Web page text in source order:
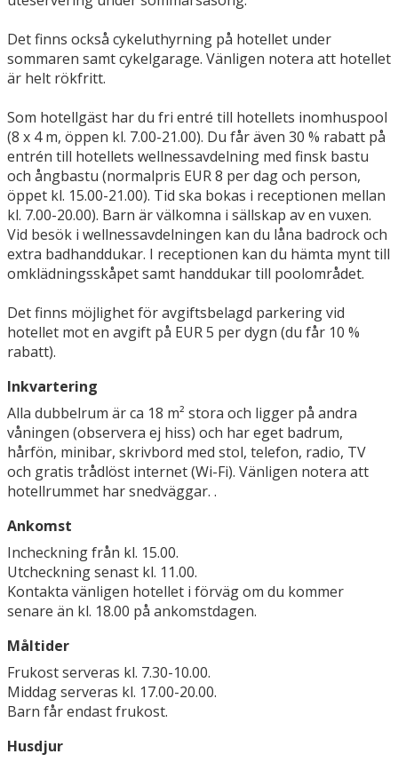
Det finns också cykeluthyrning på hotellet under
sommaren samt cykelgarage. Vänligen notera att hotellet
är helt rökfritt.
Som hotellgäst har du fri entré till hotellets inomhuspool
(8 x 4 m, öppen kl. 7.00-21.00). Du får även 30 % rabatt på
entrén till hotellets wellnessavdelning med finsk bastu
och ångbastu (normalpris EUR 8 per dag och person,
öppet kl. 15.00-21.00). Tid ska bokas i receptionen mellan
kl. 7.00-20.00). Barn är välkomna i sällskap av en vuxen.
Vid besök i wellnessavdelningen kan du låna badrock och
extra badhanddukar. I receptionen kan du hämta mynt till
omklädningsskåpet samt handdukar till poolområdet.
Det finns möjlighet för avgiftsbelagd parkering vid
hotellet mot en avgift på EUR 5 per dygn (du får 10 %
rabatt).
Inkvartering
Alla dubbelrum är ca 18 m² stora och ligger på andra
våningen (observera ej hiss) och har eget badrum,
hårfön, minibar, skrivbord med stol, telefon, radio, TV
och gratis trådlöst internet (Wi-Fi). Vänligen notera att
hotellrummet har snedväggar. .
Ankomst
Incheckning från kl. 15.00.
Utcheckning senast kl. 11.00.
Kontakta vänligen hotellet i förväg om du kommer
senare än kl. 18.00 på ankomstdagen.
Måltider
Frukost serveras kl. 7.30-10.00.
Middag serveras kl. 17.00-20.00.
Barn får endast frukost.
Husdjur